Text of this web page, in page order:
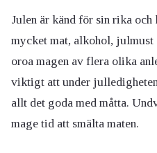
Julen är känd för sin rika
mycket mat, alkohol,
oroa magen av flera olika
viktigt att under
allt det goda med måtta.
mage tid att smälta maten.